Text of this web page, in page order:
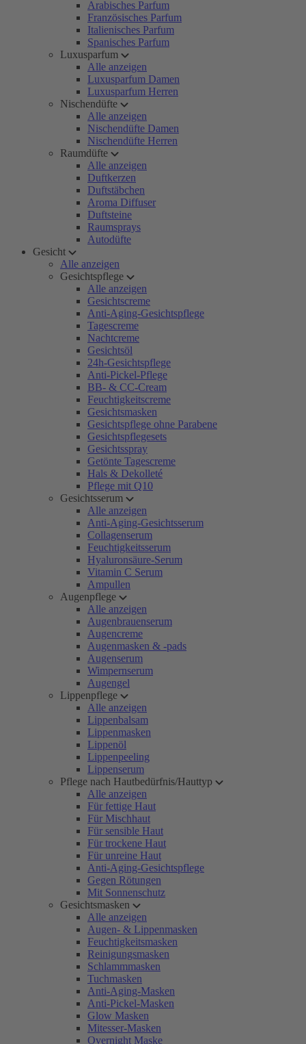
Arabisches Parfum
Französisches Parfum
Italienisches Parfum
Spanisches Parfum
Luxusparfum
Alle anzeigen
Luxusparfum Damen
Luxusparfum Herren
Nischendüfte
Alle anzeigen
Nischendüfte Damen
Nischendüfte Herren
Raumdüfte
Alle anzeigen
Duftkerzen
Duftstäbchen
Aroma Diffuser
Duftsteine
Raumsprays
Autodüfte
Gesicht
Alle anzeigen
Gesichtspflege
Alle anzeigen
Gesichtscreme
Anti-Aging-Gesichtspflege
Tagescreme
Nachtcreme
Gesichtsöl
24h-Gesichtspflege
Anti-Pickel-Pflege
BB- & CC-Cream
Feuchtigkeitscreme
Gesichtsmasken
Gesichtspflege ohne Parabene
Gesichtspflegesets
Gesichtsspray
Getönte Tagescreme
Hals & Dekolleté
Pflege mit Q10
Gesichtsserum
Alle anzeigen
Anti-Aging-Gesichtsserum
Collagenserum
Feuchtigkeitsserum
Hyaluronsäure-Serum
Vitamin C Serum
Ampullen
Augenpflege
Alle anzeigen
Augenbrauenserum
Augencreme
Augenmasken & -pads
Augenserum
Wimpernserum
Augengel
Lippenpflege
Alle anzeigen
Lippenbalsam
Lippenmasken
Lippenöl
Lippenpeeling
Lippenserum
Pflege nach Hautbedürfnis/Hauttyp
Alle anzeigen
Für fettige Haut
Für Mischhaut
Für sensible Haut
Für trockene Haut
Für unreine Haut
Anti-Aging-Gesichtspflege
Gegen Rötungen
Mit Sonnenschutz
Gesichtsmasken
Alle anzeigen
Augen- & Lippenmasken
Feuchtigkeitsmasken
Reinigungsmasken
Schlammmasken
Tuchmasken
Anti-Aging-Masken
Anti-Pickel-Masken
Glow Masken
Mitesser-Masken
Overnight Maske